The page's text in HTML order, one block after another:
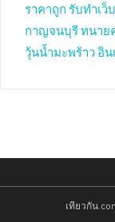
ราคาถูก รับทำเว็
กาญจนบุรีทนาย
วุ้นน้ำมะพร้าว อิน
เทียวกัน